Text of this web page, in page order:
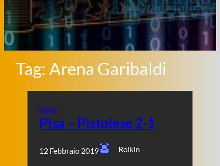
Tag: Arena Garibaldi
Varie
Pisa – Pistoiese 2-1
12 Febbraio 2019 Roikin